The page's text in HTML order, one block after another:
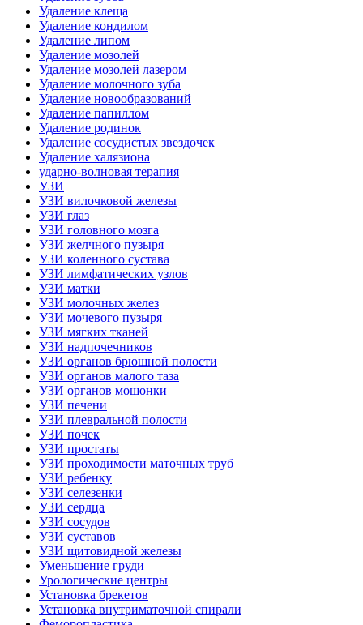
Удаление клеща
Удаление кондилом
Удаление липом
Удаление мозолей
Удаление мозолей лазером
Удаление молочного зуба
Удаление новообразований
Удаление папиллом
Удаление родинок
Удаление сосудистых звездочек
Удаление халязиона
ударно-волновая терапия
УЗИ
УЗИ вилочковой железы
УЗИ глаз
УЗИ головного мозга
УЗИ желчного пузыря
УЗИ коленного сустава
УЗИ лимфатических узлов
УЗИ матки
УЗИ молочных желез
УЗИ мочевого пузыря
УЗИ мягких тканей
УЗИ надпочечников
УЗИ органов брюшной полости
УЗИ органов малого таза
УЗИ органов мошонки
УЗИ печени
УЗИ плевральной полости
УЗИ почек
УЗИ простаты
УЗИ проходимости маточных труб
УЗИ ребенку
УЗИ селезенки
УЗИ сердца
УЗИ сосудов
УЗИ суставов
УЗИ щитовидной железы
Уменьшение груди
Урологические центры
Установка брекетов
Установка внутриматочной спирали